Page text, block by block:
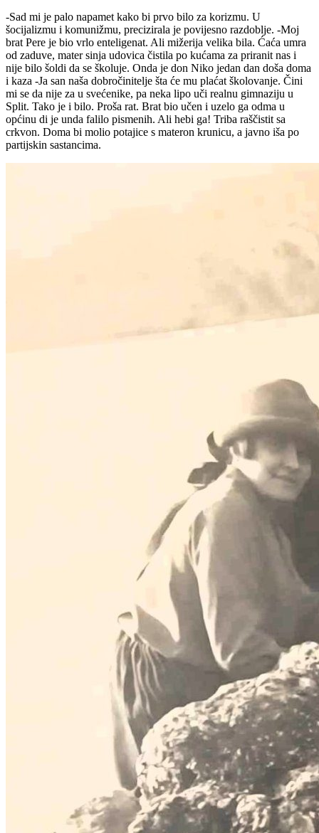
-Sad mi je palo napamet kako bi prvo bilo za korizmu. U
šocijalizmu i komunižmu, precizirala je povijesno razdoblje. -Moj
brat Pere je bio vrlo enteligenat. Ali mižerija velika bila. Ćaća umra
od zaduve, mater sinja udovica čistila po kućama za priranit nas i
nije bilo šoldi da se školuje. Onda je don Niko jedan dan doša doma
i kaza -Ja san naša dobročinitelje šta će mu plaćat školovanje. Čini
mi se da nije za u svećenike, pa neka lipo uči realnu gimnaziju u
Split. Tako je i bilo. Proša rat. Brat bio učen i uzelo ga odma u
općinu di je unda falilo pismenih. Ali hebi ga! Triba raščistit sa
crkvon. Doma bi molio potajice s materon krunicu, a javno iša po
partijskin sastancima.